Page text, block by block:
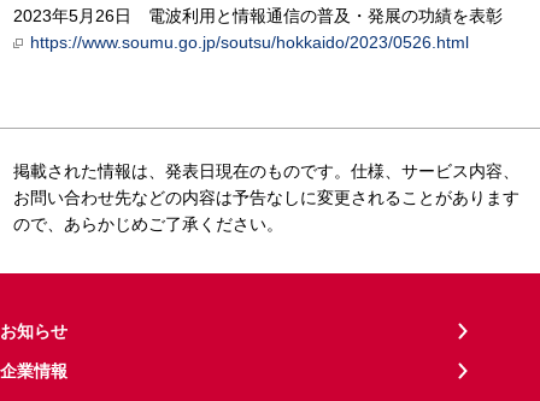
2023年5月26日 電波利用と情報通信の普及・発展の功績を表彰
https://www.soumu.go.jp/soutsu/hokkaido/2023/0526.html
掲載された情報は、発表日現在のものです。仕様、サービス内容、
お問い合わせ先などの内容は予告なしに変更されることがあります
ので、あらかじめご了承ください。
お知らせ
企業情報